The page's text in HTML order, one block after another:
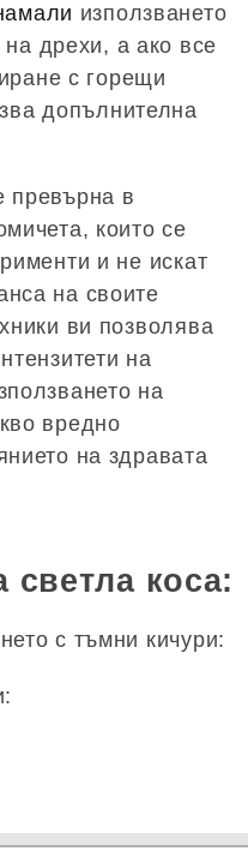
използването
дрехи, а ако все
с горещи
допълнителна
превърна в
които се
и не искат
на своите
ви позволява
на
на
вредно
на здравата
светла коса:
с тъмни кичури: